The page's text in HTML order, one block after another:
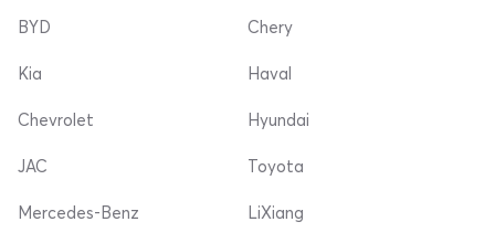
BYD
Kia
Chevrolet
Chery
Haval
Hyundai
JAC
Mercedes-Benz
Toyota
LiXiang